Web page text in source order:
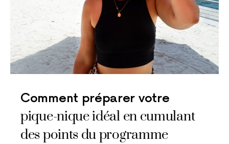
Comment préparer votre
pique-nique idéal en cumulant
des points du programme